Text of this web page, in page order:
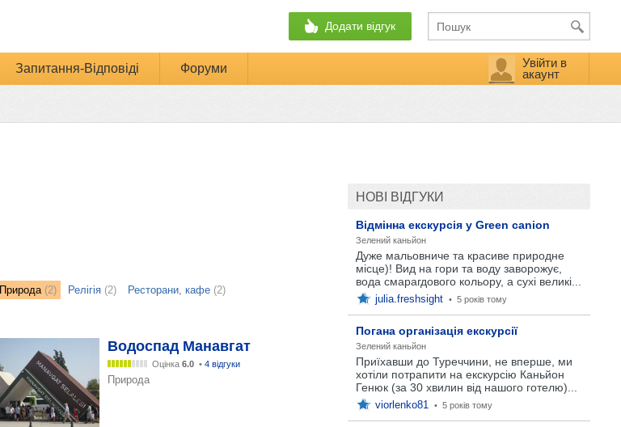
Додати відгук
Запитання-Відповіді Форуми
Увійти в
акаунт
Природа(2) Релігія(2) Ресторани, кафе(2)
Водоспад Манавгат
Оцінка 6.0 • 4 відгуки
Природа
НОВІ ВІДГУКИ
Відмінна екскурсія у Green canion
Зелений каньйон
Дуже мальовниче та красиве природне
місце)! Вид на гори та воду заворожує,
вода смарагдового кольору, а сухі великі...
julia.freshsight • 5 років тому
Погана організація екскурсії
Зелений каньйон
Приїхавши до Туреччини, не вперше, ми
хотіли потрапити на екскурсію Каньйон
Генюк (за 30 хвилин від нашого готелю)...
viorlenko81 • 5 років тому